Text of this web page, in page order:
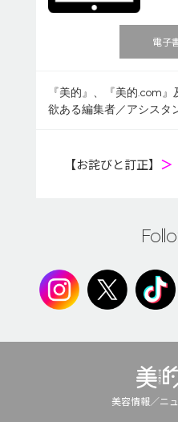
電子
『美的』、『美的.com
欲ある編集者／アシスタ
【お詫びと訂正】 ＞
美容情報／ニ